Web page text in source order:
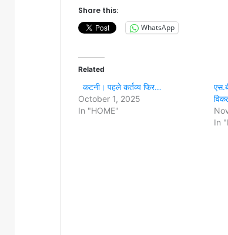
Share this:
WhatsApp
Related
कटनी। पहले कर्तव्य फिर…
October 1, 2025
In "HOME"
In